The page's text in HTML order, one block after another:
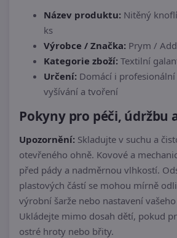
Název produktu: Nitěný
ks
Výrobce / Značka: Prym /
Kategorie zboží: Textilní
Určení: Domácí i
vyšívání a tvoření
Pokyny pro péči, údržbu
Upozornění: Skladujte v suchu a
otevřeného ohně. Kovové a
před pády a nadměrnou vlhkostí.
plastových částí se mohou mírně
výrobní šarže nebo nastavení
Ukládejte mimo dosah dětí, pokud
ostré hroty nebo břity.